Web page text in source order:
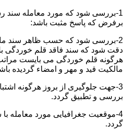
1-بررسی شود که مورد معامله سند
برفرض که پاسخ مثبت باشد:
2-بررسی شود که حسب ظاهر سند
دقت شود که سند فاقد قلم خوردگی
هرگونه قلم خوردگی می بایست
مالکیت قید و مهر و امضاء گردیده
3-جهت جلوگیری از بروز هرگونه
بررسی و تطبیق گردد.
4-موقعیت جغرافیایی مورد معامله
گردد.